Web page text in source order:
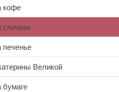
кофе
спичках
печенье
Великой
бумаге